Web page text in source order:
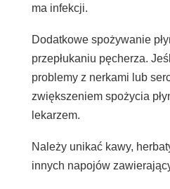
ma infekcji.
Dodatkowe spożywanie
przepłukaniu pęcherza.
problemy z nerkami lub
zwiększeniem spożycia
lekarzem.
Należy unikać kawy,
innych napojów